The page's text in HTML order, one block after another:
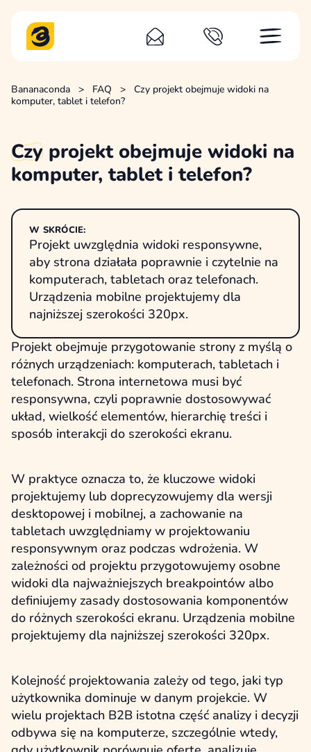
Bananaconda > FAQ >
Czy projekt obejmuje widoki na
komputer, tablet i telefon?
Czy projekt obejmuje widoki na
komputer, tablet i telefon?
W SKRÓCIE:
Projekt uwzględnia widoki responsywne,
aby strona działała poprawnie i czytelnie na
komputerach, tabletach oraz telefonach.
Urządzenia mobilne projektujemy dla
najniższej szerokości 320px.
Projekt obejmuje przygotowanie strony z myślą o
różnych urządzeniach: komputerach, tabletach i
telefonach. Strona internetowa musi być
responsywna, czyli poprawnie dostosowywać
układ, wielkość elementów, hierarchię treści i
sposób interakcji do szerokości ekranu.
W praktyce oznacza to, że kluczowe widoki
projektujemy lub doprecyzowujemy dla wersji
desktopowej i mobilnej, a zachowanie na
tabletach uwzględniamy w projektowaniu
responsywnym oraz podczas wdrożenia. W
zależności od projektu przygotowujemy osobne
widoki dla najważniejszych breakpointów albo
definiujemy zasady dostosowania komponentów
do różnych szerokości ekranu. Urządzenia mobilne
projektujemy dla najniższej szerokości 320px.
Kolejność projektowania zależy od tego, jaki typ
użytkownika dominuje w danym projekcie. W
wielu projektach B2B istotna część analizy i decyzji
odbywa się na komputerze, szczególnie wtedy,